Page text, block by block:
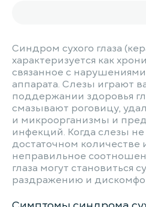
Синдром сухого глаза
характеризуется как
связанное с
аппарата. Слезы играют
поддержании здоровья
смазывают роговицу,
и микроорганизмы и
инфекций. Когда слезы
достаточном
неправильное
глаза могут становиться
раздражению и